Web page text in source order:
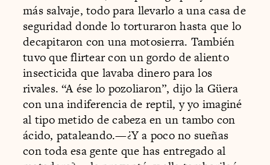
más salvaje, todo para llevarlo a una casa de
seguridad donde lo torturaron hasta que lo
decapitaron con una motosierra. También
tuvo que flirtear con un gordo de aliento
insecticida que lavaba dinero para los
rivales. “A ése lo pozoliaron”, dijo la Güera
con una indiferencia de reptil, y yo imaginé
al tipo metido de cabeza en un tambo con
ácido, pataleando.—¿Y a poco no sueñas
con toda esa gente que has entregado al